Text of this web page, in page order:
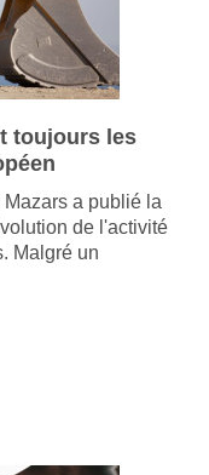
toujours les
a publié la
de l'activité
Malgré un